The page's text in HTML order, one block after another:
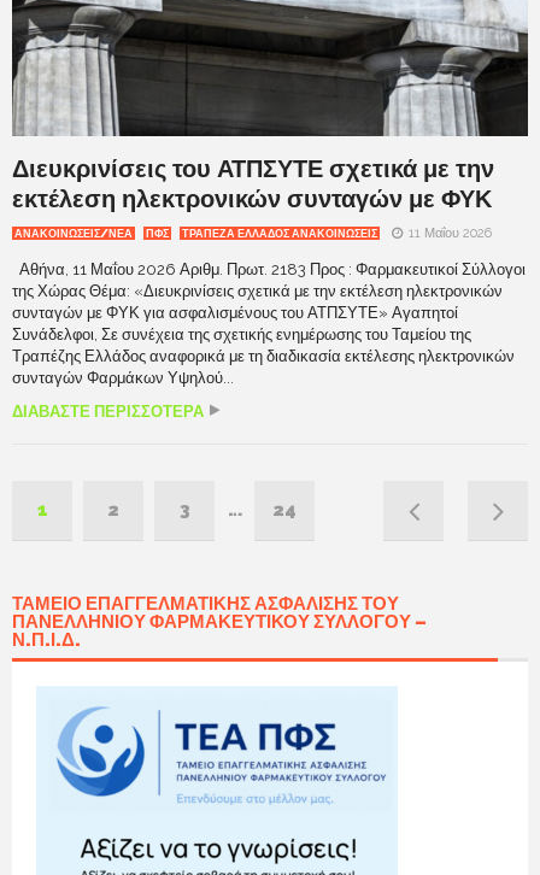
Διευκρινίσεις του ΑΤΠΣΥΤΕ σχετικά με την
εκτέλεση ηλεκτρονικών συνταγών με ΦΥΚ
ΑΝΑΚΟΙΝΩΣΕΙΣ/ΝΕΑ ΠΦΣ ΤΡΆΠΕΖΑ ΕΛΛΆΔΟΣ ΑΝΑΚΟΙΝΏΣΕΙΣ 11 Μαΐου 2026
Αθήνα, 11 Μαΐου 2026 Αριθμ. Πρωτ. 2183 Προς : Φαρμακευτικοί Σύλλογοι
της Χώρας Θέμα: «Διευκρινίσεις σχετικά με την εκτέλεση ηλεκτρονικών
συνταγών με ΦΥΚ για ασφαλισμένους του ΑΤΠΣΥΤΕ» Αγαπητοί
Συνάδελφοι, Σε συνέχεια της σχετικής ενημέρωσης του Ταμείου της
Τραπέζης Ελλάδος αναφορικά με τη διαδικασία εκτέλεσης ηλεκτρονικών
συνταγών Φαρμάκων Υψηλού...
ΔΙΑΒΑΣΤΕ ΠΕΡΙΣΣΟΤΕΡΑ
1 2 3 … 24
ΤΑΜΕΊΟ ΕΠΑΓΓΕΛΜΑΤΙΚΉΣ ΑΣΦΆΛΙΣΗΣ ΤΟΥ
ΠΑΝΕΛΛΗΝΊΟΥ ΦΑΡΜΑΚΕΥΤΙΚΟΎ ΣΥΛΛΌΓΟΥ –
Ν.Π.Ι.Δ.